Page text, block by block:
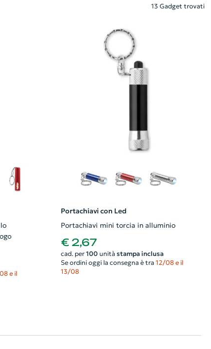
13 Gadget trovati
e il
Portachiavi con Led
Portachiavi mini torcia in alluminio
€ 2,67
cad. per 100unità stampa inclusa
Se ordini oggi la consegna è tra 12/08 e il
13/08